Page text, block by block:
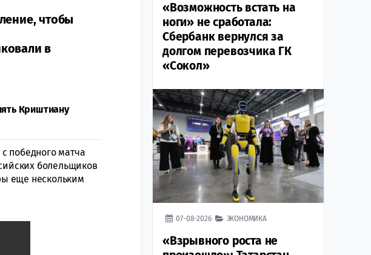
чтобы
в
Криштиану
победного матча
болельщиков
еще нескольким
«Возможность встать на
ноги» не сработала:
Сбербанк вернулся за
долгом перевозчика ГК
«Сокол»
07-08-2026 ЭКОНОМИКА
«Взрывного роста не